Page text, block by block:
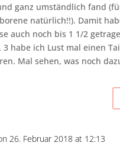
ganz umständlich fand
natürlich!!). Damit
auch noch bis 1 1/2
3 habe ich Lust mal einen
Mal sehen, was noch
26. Februar 2018 at 12:13